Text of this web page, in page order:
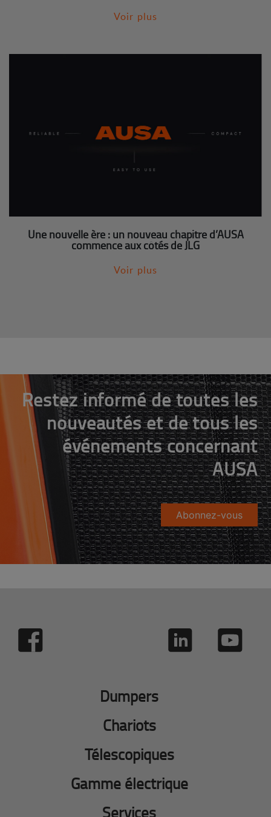
Voir plus
Une nouvelle ère : un nouveau chapitre d’AUSA
commence aux côtés de JLG
Voir plus
Restez informé de toutes les
nouveautés et de tous les
événements concernant
AUSA
Abonnez-vous
Dumpers
Chariots
Télescopiques
Gamme électrique
Services